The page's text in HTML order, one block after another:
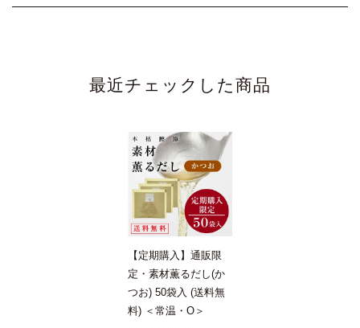
最近チェックした商品
【定期購入】通販限
定・素材薫るだし(か
つお) 50袋入 (送料無
料) ＜常温・O＞